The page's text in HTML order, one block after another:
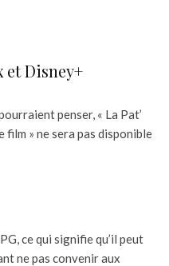
Disney+
penser, « La Pat’
» ne sera pas disponible
ce qui signifie qu’il peut
ne pas convenir aux